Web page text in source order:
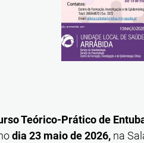
Teórico-Prático de
dia 23 maio de 2026, na